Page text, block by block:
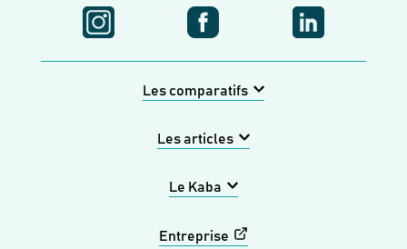
Les comparatifs
Les articles
Le Kaba
Entreprise